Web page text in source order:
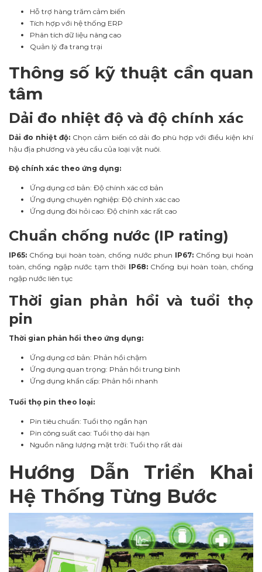
Hỗ trợ hàng trăm cảm biến
Tích hợp với hệ thống ERP
Phân tích dữ liệu nâng cao
Quản lý đa trang trại
Thông số kỹ thuật cần quan
tâm
Dải đo nhiệt độ và độ chính xác
Dải đo nhiệt độ: Chọn cảm biến có dải đo phù hợp với điều kiện khí
hậu địa phương và yêu cầu của loại vật nuôi.
Độ chính xác theo ứng dụng:
Ứng dụng cơ bản: Độ chính xác cơ bản
Ứng dụng chuyên nghiệp: Độ chính xác cao
Ứng dụng đòi hỏi cao: Độ chính xác rất cao
Chuẩn chống nước (IP rating)
IP65: Chống bụi hoàn toàn, chống nước phun IP67:Chống bụi hoàn
toàn, chống ngập nước tạm thời IP68:Chống bụi hoàn toàn, chống
ngập nước liên tục
Thời gian phản hồi và tuổi thọ
pin
Thời gian phản hồi theo ứng dụng:
Ứng dụng cơ bản: Phản hồi chậm
Ứng dụng quan trọng: Phản hồi trung bình
Ứng dụng khẩn cấp: Phản hồi nhanh
Tuổi thọ pin theo loại:
Pin tiêu chuẩn: Tuổi thọ ngắn hạn
Pin công suất cao: Tuổi thọ dài hạn
Nguồn năng lượng mặt trời: Tuổi thọ rất dài
Hướng Dẫn Triển Khai
Hệ Thống Từng Bước